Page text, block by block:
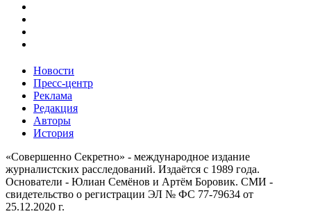
Новости
Пресс-центр
Реклама
Редакция
Авторы
История
«Совершенно Секретно» - международное издание
журналистских расследований. Издаётся с 1989 года.
Основатели - Юлиан Семёнов и Артём Боровик. CМИ -
свидетельство о регистрации ЭЛ № ФС 77-79634 от
25.12.2020 г.